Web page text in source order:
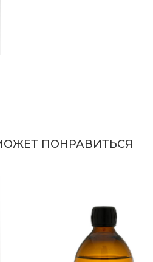
ПОНРАВИТЬСЯ